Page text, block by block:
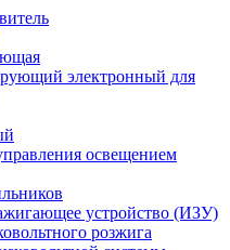
электронный для
освещением
устройство (ИЗУ)
розжига